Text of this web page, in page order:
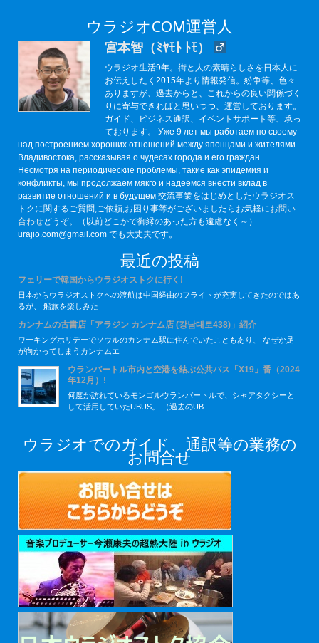
ウラジオCOM運営人
宮本智（ﾐﾔﾓﾄ ﾄﾓ）
ウラジオ生活9年。街と人の素晴らしさを日本人に
お伝えしたく2015年より情報発信。紛争等、色々
ありますが、過去からと、これからの良い関係づく
りに寄与できればと思いつつ、運営しております。
ガイド、ビジネス通訳、イベントサポート等、承っ
ております。 Уже 9 лет мы работаем по своему
над построением хороших отношений между японцами и жителями
Владивостока, рассказывая о чудесах города и его граждан.
Несмотря на периодические проблемы, такие как эпидемия и
конфликты, мы продолжаем мякго и надеемся внести вклад в
развитие отношений и в будущем 交流事業をはじめとしたウラジオス
トクに関するご質問,ご依頼,お困り事等がございましたらお気軽にお問い
合わせどうぞ。（以前どこかで御縁のあった方も遠慮なく～）
urajio.com@gmail.com でも大丈夫です。
最近の投稿
フェリーで韓国からウラジオストクに行く!
日本からウラジオストクへの渡航は中国経由のフライトが充実してきたのではあ
るが、 船旅を楽しみた
カンナムの古書店「アラジン カンナム店 (강남대로438)」紹介
ワーキングホリデーでソウルのカンナム駅に住んでいたこともあり、 なぜか足
が向かってしまうカンナムエ
ウランバートル市内と空港を結ぶ公共バス「X19」番（2024
年12月）!
何度か訪れているモンゴルウランバートルで、シャアタクシーと
して活用していたUBUS。 （過去のUB
ウラジオでのガイド、通訳等の業務の
お問合せ